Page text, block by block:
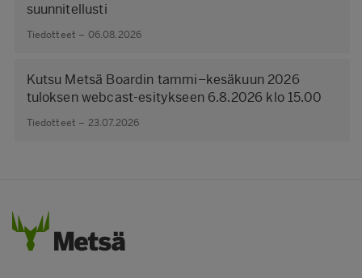
suunnitellusti
Tiedotteet – 06.08.2026
Kutsu Metsä Boardin tammi–kesäkuun 2026
tuloksen webcast-esitykseen 6.8.2026 klo 15.00
Tiedotteet – 23.07.2026